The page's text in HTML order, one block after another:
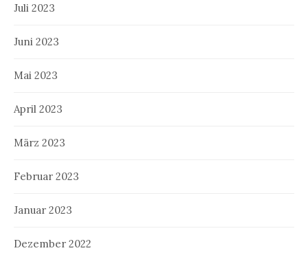
Juli 2023
Juni 2023
Mai 2023
April 2023
März 2023
Februar 2023
Januar 2023
Dezember 2022